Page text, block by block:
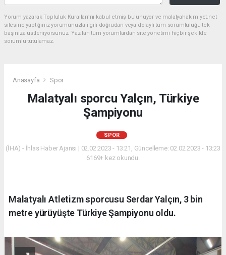
Yorum yazarak Topluluk Kuralları’nı kabul etmiş bulunuyor ve malatyahakimiyet.net
sitesine yaptığınız yorumunuzla ilgili doğrudan veya dolaylı tüm sorumluluğu tek
başınıza üstleniyorsunuz. Yazılan tüm yorumlardan site yönetimi hiçbir şekilde
sorumlu tutulamaz.
Anasayfa Spor
Malatyalı sporcu Yalçın, Türkiye
Şampiyonu
SPOR
(İHA) - İhlas Haber Ajansı | 02.02.2023 - 13:21, Güncelleme: 02.02.2023 - 13:23
6169+ kez okundu.
Malatyalı Atletizm sporcusu Serdar Yalçın, 3 bin
metre yürüyüşte Türkiye Şampiyonu oldu.